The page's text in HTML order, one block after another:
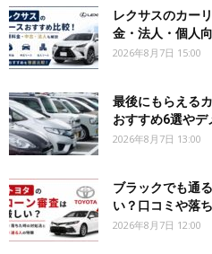
レクサスのカー
金・法人・個人
2026年8月7日 15:00
最後にもらえる
おすすめ6選やデ
2026年8月7日 13:00
ブラックでも通
い？口コミや落
2026年8月7日 12:00